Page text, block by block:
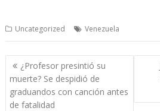
Uncategorized Venezuela
Navegación
de
entradas
¿Profesor presintió su
muerte? Se despidió de
graduandos con canción antes
de fatalidad